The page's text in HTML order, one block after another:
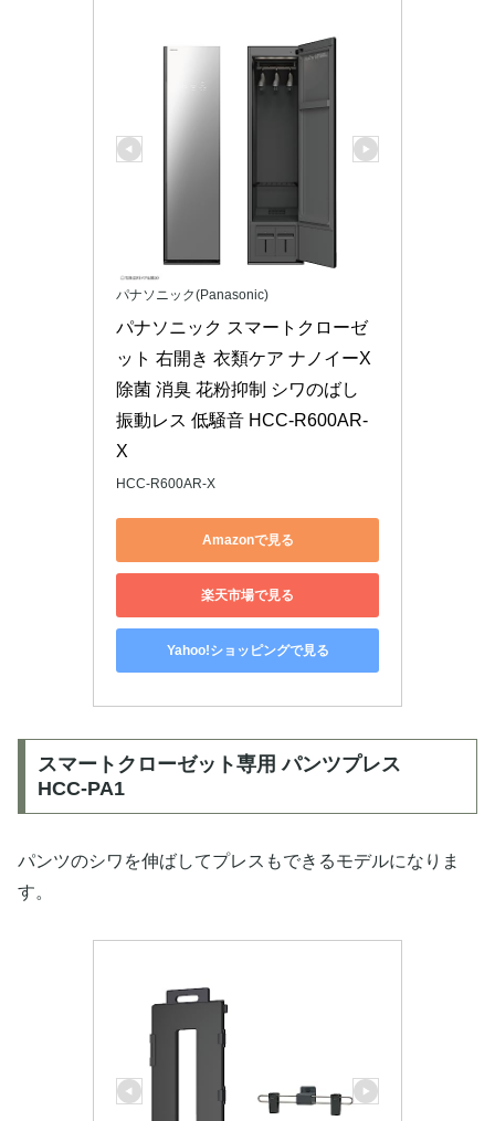
パナソニック(Panasonic)
パナソニック スマートクローゼ
ット 右開き 衣類ケア ナノイーX
除菌 消臭 花粉抑制 シワのばし
振動レス 低騒音 HCC-R600AR-
X
HCC-R600AR-X
Amazonで見る
楽天市場で見る
Yahoo!ショッピングで見る
スマートクローゼット専用 パンツプレス
HCC-PA1
パンツのシワを伸ばしてプレスもできるモデルになりま
す。